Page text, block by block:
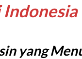
yang